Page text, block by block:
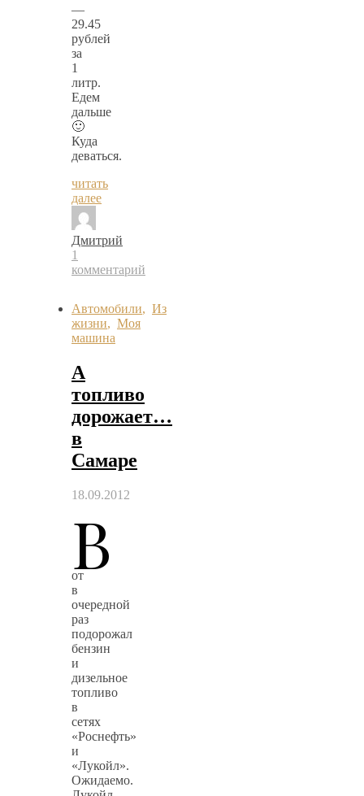
—
29.45
рублей
за
1
литр.
Едем
дальше
🙂
Куда
деваться.
читать
далее
Дмитрий
1
комментарий
Автомобили, Из
жизни, Моя
машина
А
топливо
дорожает…
в
Самаре
18.09.2012
В
от
в
очередной
раз
подорожал
бензин
и
дизельное
топливо
в
сетях
«Роснефть»
и
«Лукойл».
Ожидаемо.